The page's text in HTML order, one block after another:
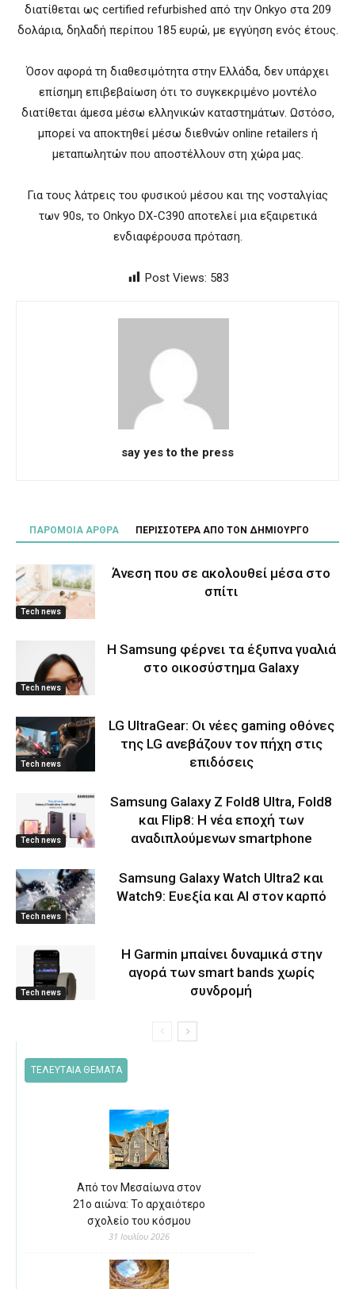
διατίθεται ως certified refurbished από την Onkyo στα 209
δολάρια, δηλαδή περίπου 185 ευρώ, με εγγύηση ενός έτους.
Όσον αφορά τη διαθεσιμότητα στην Ελλάδα, δεν υπάρχει
επίσημη επιβεβαίωση ότι το συγκεκριμένο μοντέλο
διατίθεται άμεσα μέσω ελληνικών καταστημάτων. Ωστόσο,
μπορεί να αποκτηθεί μέσω διεθνών online retailers ή
μεταπωλητών που αποστέλλουν στη χώρα μας.
Για τους λάτρεις του φυσικού μέσου και της νοσταλγίας
των 90s, το Onkyo DX-C390 αποτελεί μια εξαιρετικά
ενδιαφέρουσα πρόταση.
Post Views: 583
say yes to the press
ΠΑΡΟΜΟΙΑ ΑΡΘΡΑ ΠΕΡΙΣΣΟΤΕΡΑ ΑΠΟ ΤΟΝ ΔΗΜΙΟΥΡΓΟ
Tech news
Άνεση που σε ακολουθεί μέσα στο
σπίτι
Tech news
Η Samsung φέρνει τα έξυπνα γυαλιά
στο οικοσύστημα Galaxy
Tech news
LG UltraGear: Οι νέες gaming οθόνες
της LG ανεβάζουν τον πήχη στις
επιδόσεις
Tech news
Samsung Galaxy Z Fold8 Ultra, Fold8
και Flip8: Η νέα εποχή των
αναδιπλούμενων smartphone
Tech news
Samsung Galaxy Watch Ultra2 και
Watch9: Ευεξία και AI στον καρπό
Tech news
Η Garmin μπαίνει δυναμικά στην
αγορά των smart bands χωρίς
συνδρομή
ΤΕΛΕΥΤΑΙΑ ΘΕΜΑΤΑ
Από τον Μεσαίωνα στον
21ο αιώνα: Το αρχαιότερο
σχολείο του κόσμου
31 Ιουλίου 2026